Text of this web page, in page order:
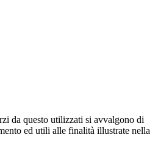
da questo utilizzati si avvalgono di
ed utili alle finalità illustrate nella